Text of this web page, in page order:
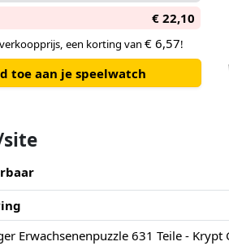
€ 22,10
een korting van € 6,57!
toe aan je speelwatch